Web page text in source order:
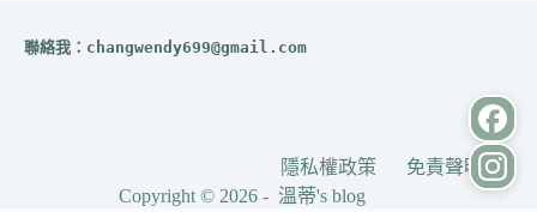
聯絡我： changwendy699@gmail.com
隱私權政策
免責聲明
Copyright © 2026 - 溫蒂's blog